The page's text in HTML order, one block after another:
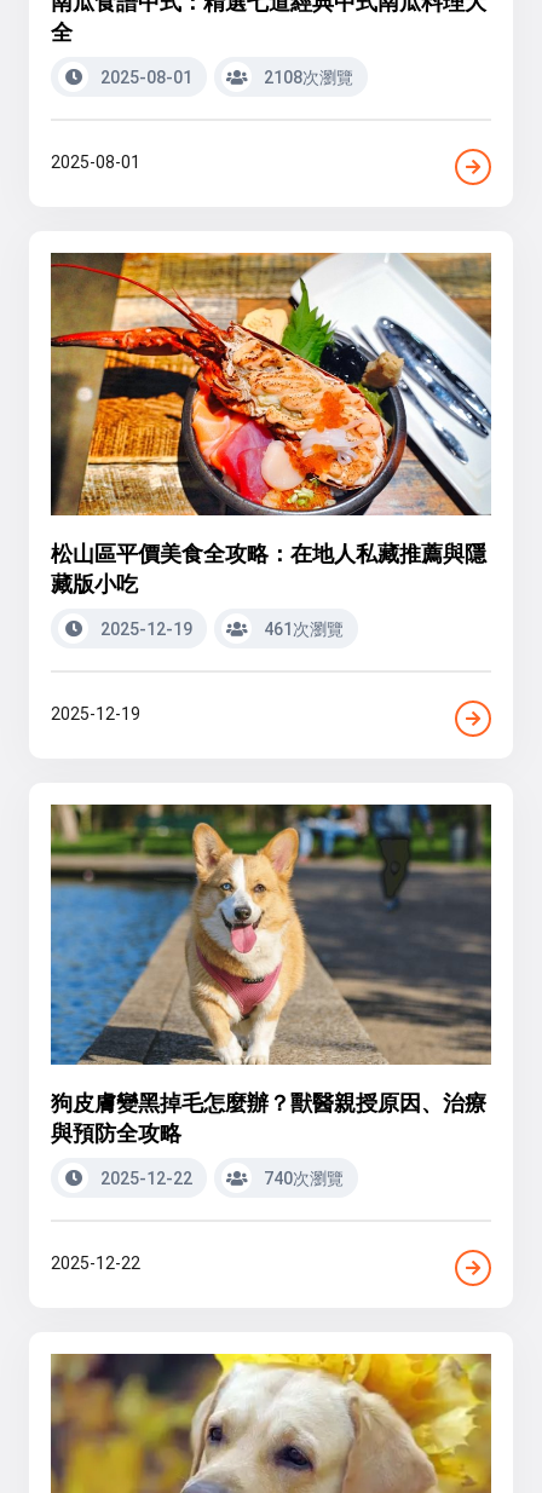
全
2025-08-01 2108次瀏覽
2025-08-01
松山區平價美食全攻略：在地人私藏推薦與隱
藏版小吃
2025-12-19 461次瀏覽
2025-12-19
狗皮膚變黑掉毛怎麼辦？獸醫親授原因、治療
與預防全攻略
2025-12-22 740次瀏覽
2025-12-22